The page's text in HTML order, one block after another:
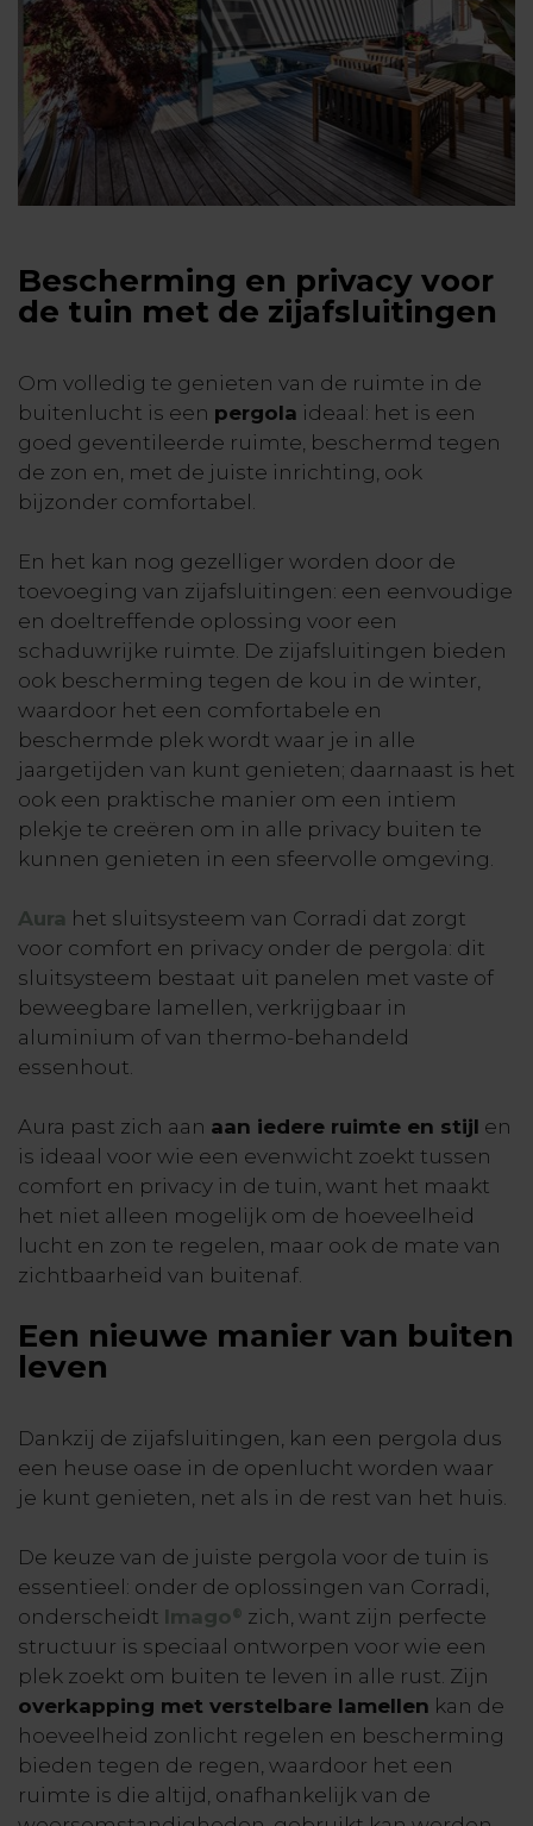
Bescherming en privacy voor
de tuin met de zijafsluitingen
Om volledig te genieten van de ruimte in de
buitenlucht is een pergola ideaal: het is een
goed geventileerde ruimte, beschermd tegen
de zon en, met de juiste inrichting, ook
bijzonder comfortabel.
En het kan nog gezelliger worden door de
toevoeging van zijafsluitingen: een eenvoudige
en doeltreffende oplossing voor een
schaduwrijke ruimte. De zijafsluitingen bieden
ook bescherming tegen de kou in de winter,
waardoor het een comfortabele en
beschermde plek wordt waar je in alle
jaargetijden van kunt genieten; daarnaast is het
ook een praktische manier om een intiem
plekje te creëren om in alle privacy buiten te
kunnen genieten in een sfeervolle omgeving.
Aura het sluitsysteem van Corradi dat zorgt
voor comfort en privacy onder de pergola: dit
sluitsysteem bestaat uit panelen met vaste of
beweegbare lamellen, verkrijgbaar in
aluminium of van thermo-behandeld
essenhout.
Aura past zich aan aan iedere ruimte en stijl en
is ideaal voor wie een evenwicht zoekt tussen
comfort en privacy in de tuin, want het maakt
het niet alleen mogelijk om de hoeveelheid
lucht en zon te regelen, maar ook de mate van
zichtbaarheid van buitenaf.
Een nieuwe manier van buiten
leven
Dankzij de zijafsluitingen, kan een pergola dus
een heuse oase in de openlucht worden waar
je kunt genieten, net als in de rest van het huis.
De keuze van de juiste pergola voor de tuin is
essentieel: onder de oplossingen van Corradi,
onderscheidt Imago® zich, want zijn perfecte
structuur is speciaal ontworpen voor wie een
plek zoekt om buiten te leven in alle rust. Zijn
overkapping met verstelbare lamellen kan de
hoeveelheid zonlicht regelen en bescherming
bieden tegen de regen, waardoor het een
ruimte is die altijd, onafhankelijk van de